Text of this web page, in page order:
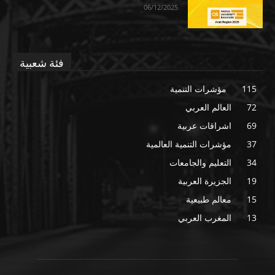
06/12/2025
فئة شعبية
مؤشرات التنمية
115
العالم العربي
72
اشراقات عربية
69
مؤشرات التنمية العالمية
37
التعليم والجامعات
34
الجزيرة العربية
19
معالم طبيعية
15
المغرب العربي
13